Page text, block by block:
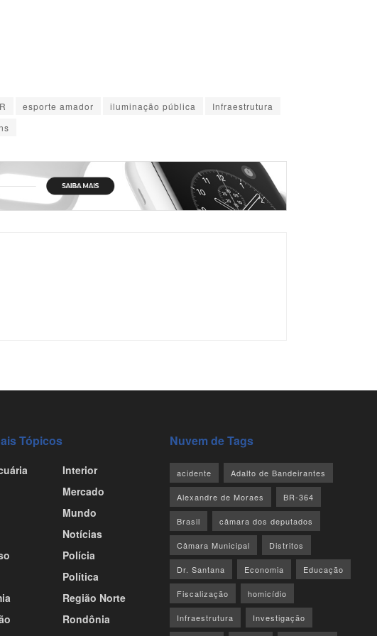
esporte amador iluminação pública
Infraestrutura
Tópicos
Interior
Mercado
Mundo
Notícias
Polícia
Política
Região Norte
Rondônia
Nuvem de Tags
acidente Adalto de Bandeirantes
Alexandre de Moraes BR-364
Brasil câmara dos deputados
Câmara Municipal Distritos
Dr. Santana Economia Educação
Fiscalização homicídio
Infraestrutura Investigação